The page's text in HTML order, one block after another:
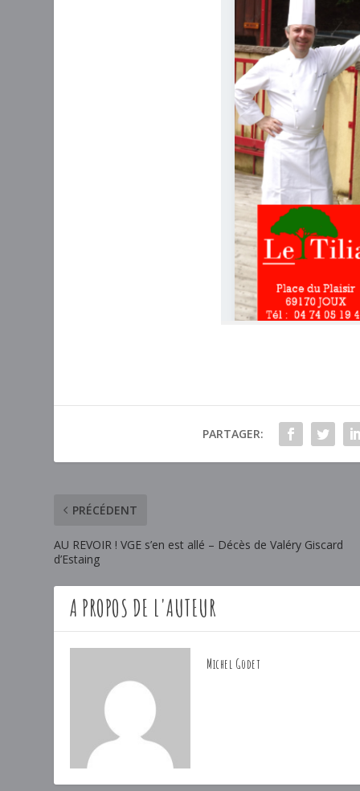
PARTAGER:
PRÉCÉDENT
AU REVOIR ! VGE s’en est allé – Décès de Valéry Giscard
d’Estaing
A PROPOS DE L'AUTEUR
Michel Godet